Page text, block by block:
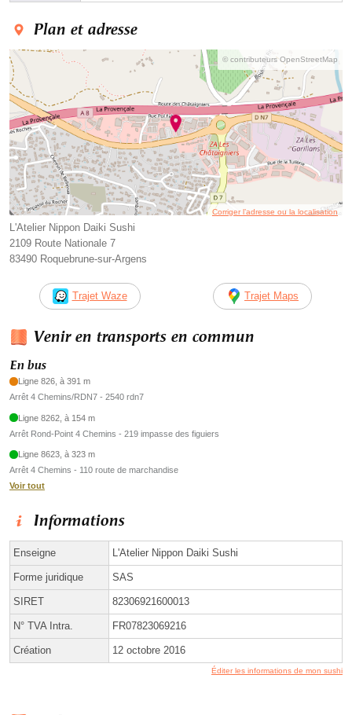
Plan et adresse
© contributeurs OpenStreetMap
Corriger l’adresse ou la localisation
L'Atelier Nippon Daiki Sushi
2109 Route Nationale 7
83490 Roquebrune-sur-Argens
Trajet Waze Trajet Maps
Venir en transports en commun
En bus
Ligne 826, à 391 m
Arrêt 4 Chemins/RDN7 - 2540 rdn7
Ligne 8262, à 154 m
Arrêt Rond-Point 4 Chemins - 219 impasse des figuiers
Ligne 8623, à 323 m
Arrêt 4 Chemins - 110 route de marchandise
Voir tout
Informations
Enseigne L'Atelier Nippon Daiki Sushi
Forme juridique SAS
SIRET 82306921600013
N° TVA Intra. FR07823069216
Création 12 octobre 2016
Éditer les informations de mon sushi